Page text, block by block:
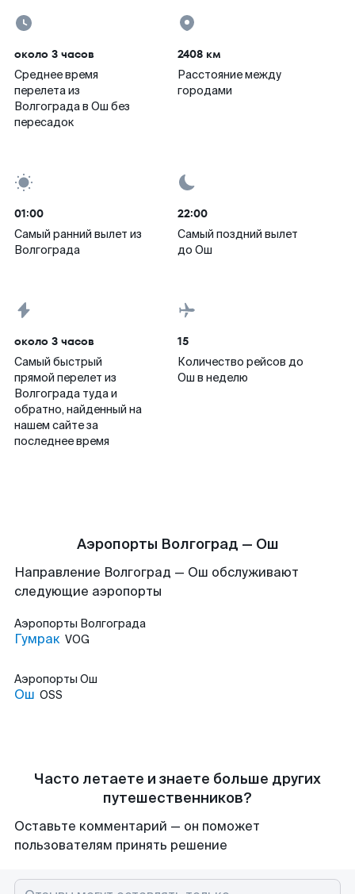
около 3 часов
Среднее время
перелета из
Волгограда в Ош без
пересадок
2408 км
Расстояние между
городами
01:00
Самый ранний вылет из
Волгограда
22:00
Самый поздний вылет
до Ош
около 3 часов
Самый быстрый
прямой перелет из
Волгограда туда и
обратно, найденный на
нашем сайте за
последнее время
15
Количество рейсов до
Ош в неделю
Аэропорты Волгоград — Ош
Направление Волгоград — Ош обслуживают
следующие аэропорты
Аэропорты Волгограда
Гумрак VOG
Аэропорты Ош
Ош OSS
Часто летаете и знаете больше других
путешественников?
Оставьте комментарий — он поможет
пользователям принять решение